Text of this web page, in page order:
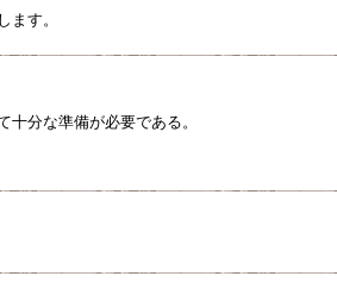
ます。
十分な準備が必要である。